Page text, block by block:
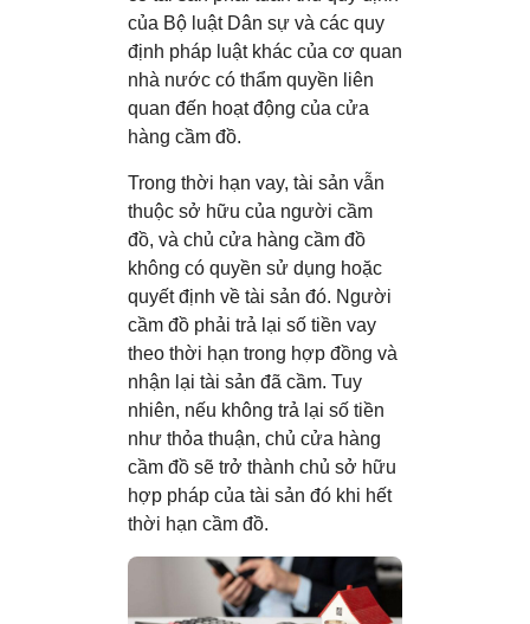
của Bộ luật Dân sự và các quy
định pháp luật khác của cơ quan
nhà nước có thẩm quyền liên
quan đến hoạt động của cửa
hàng cầm đồ.
Trong thời hạn vay, tài sản vẫn
thuộc sở hữu của người cầm
đồ, và chủ cửa hàng cầm đồ
không có quyền sử dụng hoặc
quyết định về tài sản đó. Người
cầm đồ phải trả lại số tiền vay
theo thời hạn trong hợp đồng và
nhận lại tài sản đã cầm. Tuy
nhiên, nếu không trả lại số tiền
như thỏa thuận, chủ cửa hàng
cầm đồ sẽ trở thành chủ sở hữu
hợp pháp của tài sản đó khi hết
thời hạn cầm đồ.